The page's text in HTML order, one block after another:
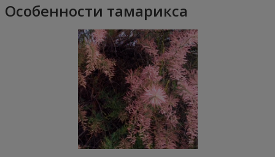
Особенности тамарикса